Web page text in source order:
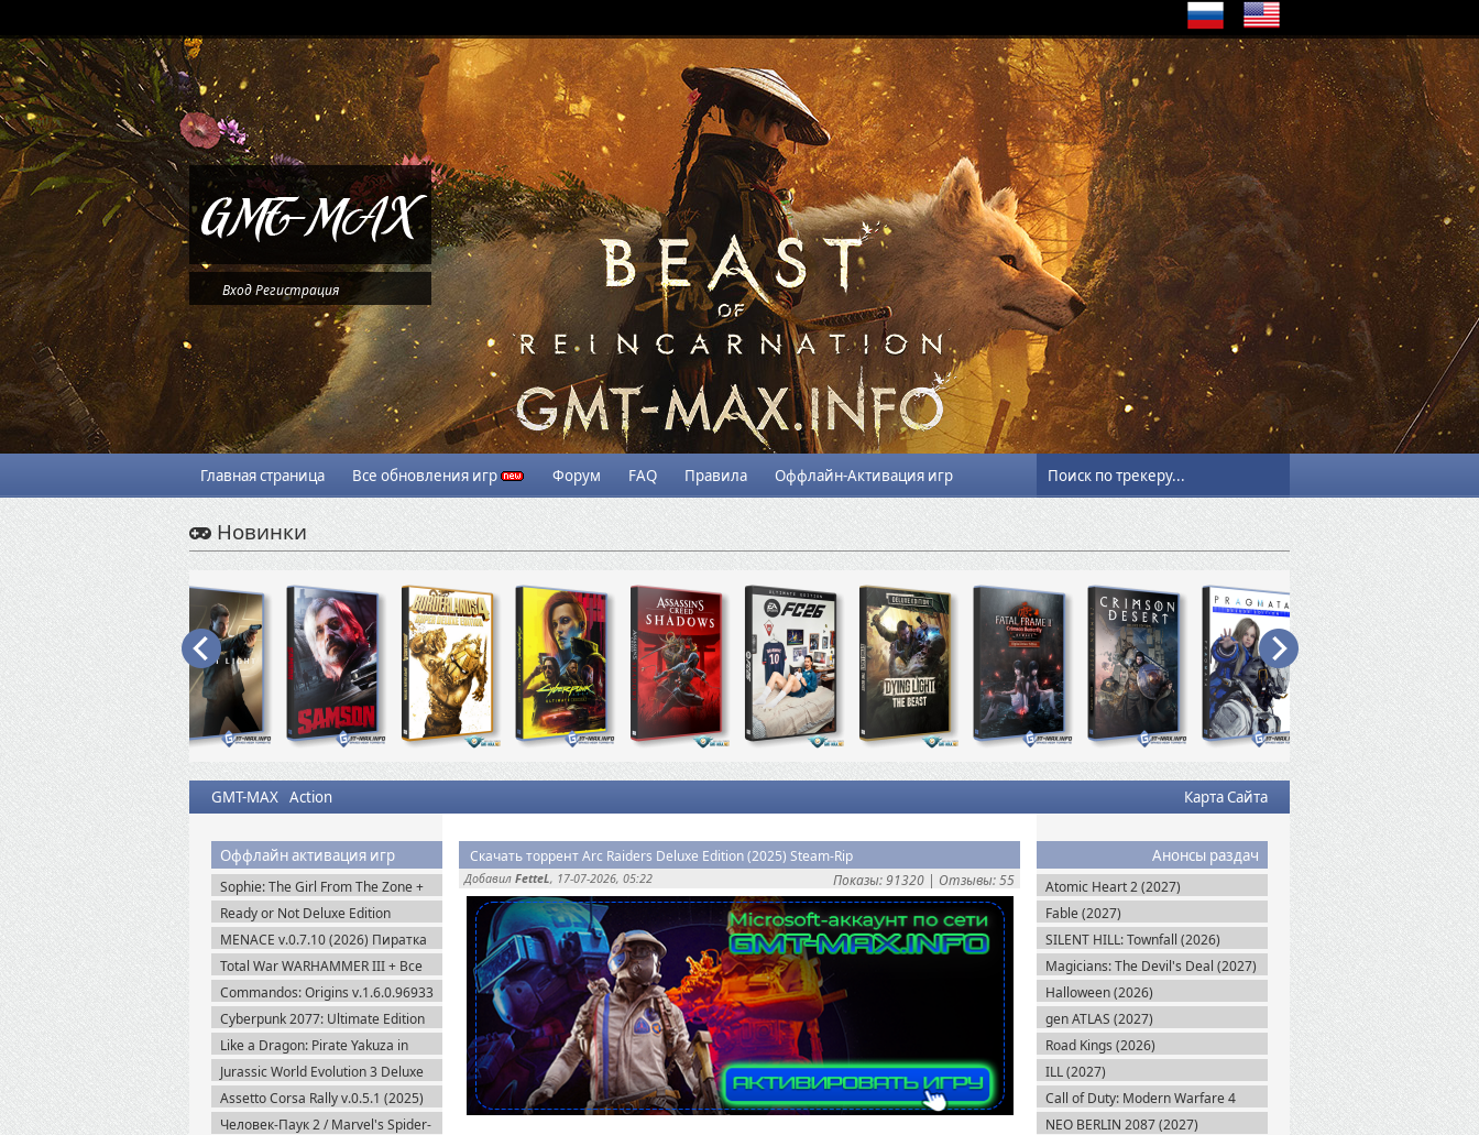
ВходРегистрация
Главная страница Все обновления игр Форум FAQ Правила Оффлайн-Активация игр
Новинки
GMT-MAX Action Карта Сайта
Анонсы раздач
Atomic Heart 2 (2027)
Fable (2027)
SILENT HILL: Townfall (2026)
Magicians: The Devil's Deal (2027)
Halloween (2026)
gen ATLAS (2027)
Road Kings (2026)
ILL (2027)
Call of Duty: Modern Warfare 4
(2026)
NEO BERLIN 2087 (2027)
Оффлайн активация игр
Sophie: The Girl From The Zone +
DLC (2026) Пиратка
Ready or Not Deluxe Edition
v.117216 + Все DLC (2023)
Пиратка
MENACE v.0.7.10 (2026) Пиратка
Total War WARHAMMER III + Все
DLC (2022-2025) Steam-Rip
Commandos: Origins v.1.6.0.96933
+ Все DLC (2025) Пиратка
Cyberpunk 2077: Ultimate Edition
v.2.31a + Все DLC (2025) Portable
Like a Dragon: Pirate Yakuza in
Hawaii (2025) Steam-Rip
Jurassic World Evolution 3 Deluxe
Edition (2025) Steam-Rip
Assetto Corsa Rally v.0.5.1 (2025)
Пиратка
Человек-Паук 2 / Marvel's Spider-
Скачать торрент Arc Raiders Deluxe Edition (2025) Steam-Rip
Показы: 91320 | Отзывы: 55
Добавил FetteL, 17-07-2026, 05:22